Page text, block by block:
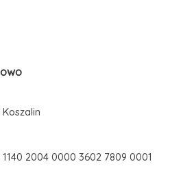
2004 0000 3602 7809 0001